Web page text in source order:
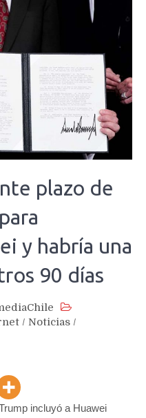
plazo de
y habría una
90 días
/ Noticias /
on
plazo
de
uso
incluyó a Huawei